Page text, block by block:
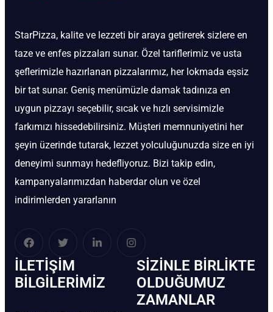
StarPizza, kalite ve lezzeti bir araya getirerek sizlere en
taze ve enfes pizzaları sunar. Özel tariflerimiz ve usta
şeflerimizle hazırlanan pizzalarımız, her lokmada eşsiz
bir tat sunar. Geniş menümüzle damak tadınıza en
uygun pizzayı seçebilir, sıcak ve hızlı servisimizle
farkımızı hissedebilirsiniz. Müşteri memnuniyetini her
şeyin üzerinde tutarak, lezzet yolculuğunuzda size en iyi
deneyimi sunmayı hedefliyoruz. Bizi takip edin,
kampanyalarımızdan haberdar olun ve özel
indirimlerden yararlanın
İLETIŞIM
BİLGILERIMIZ
SIZINLE BIRLIKTE
OLDUĞUMUZ
ZAMANLAR